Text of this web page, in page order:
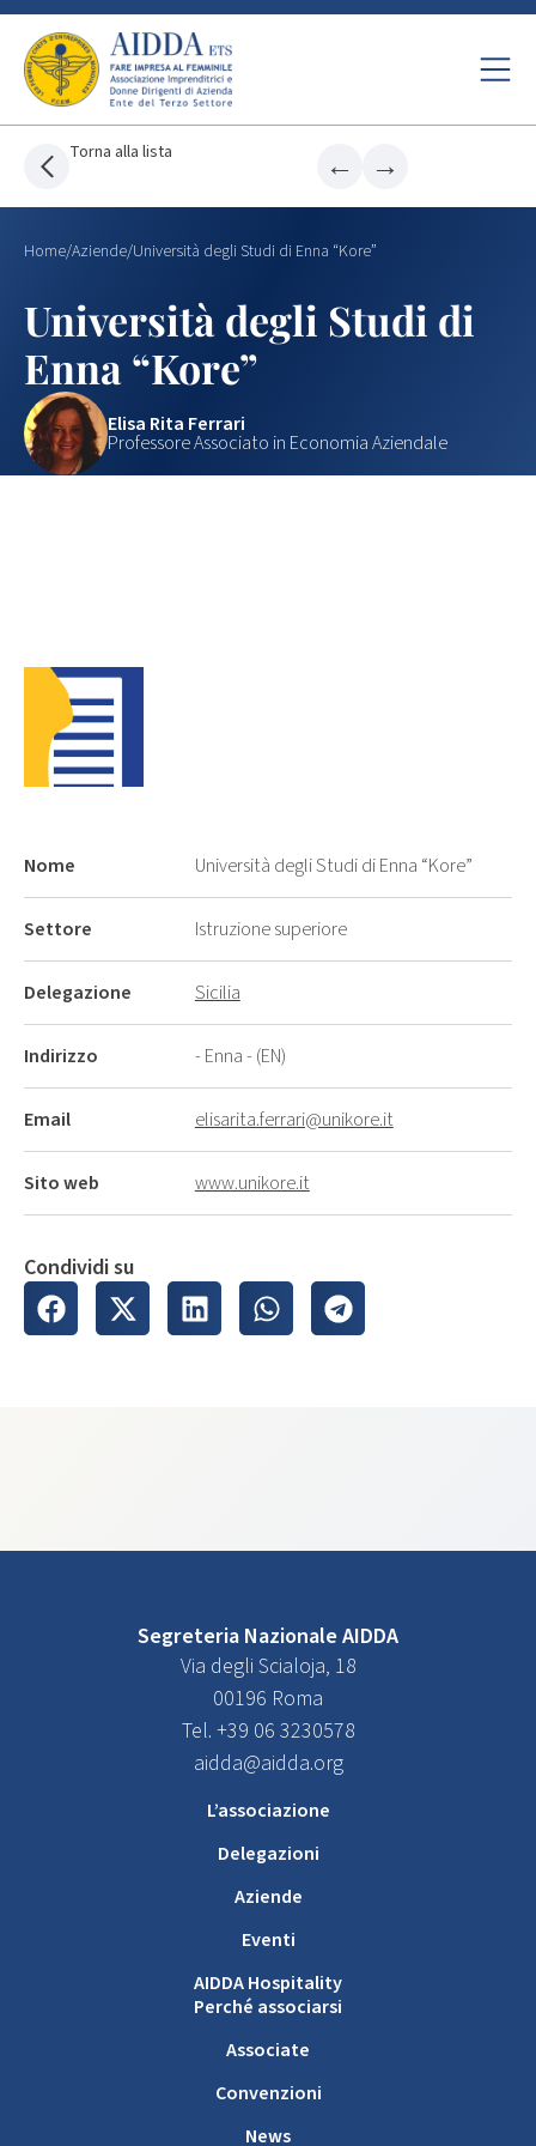
Torna alla lista ← →
Home/Aziende/Università degli Studi di Enna “Kore”
Università degli Studi di
Enna “Kore”
Elisa Rita Ferrari
Professore Associato in Economia Aziendale
Nome Università degli Studi di Enna “Kore”
Settore Istruzione superiore
Delegazione Sicilia
Indirizzo - Enna - (EN)
Email elisarita.ferrari@unikore.it
Sito web www.unikore.it
Condividi su
Segreteria Nazionale AIDDA
Via degli Scialoja, 18
00196 Roma
Tel. +39 06 3230578
aidda@aidda.org
L’associazione
Delegazioni
Aziende
Eventi
AIDDA Hospitality
Perché associarsi
Associate
Convenzioni
News